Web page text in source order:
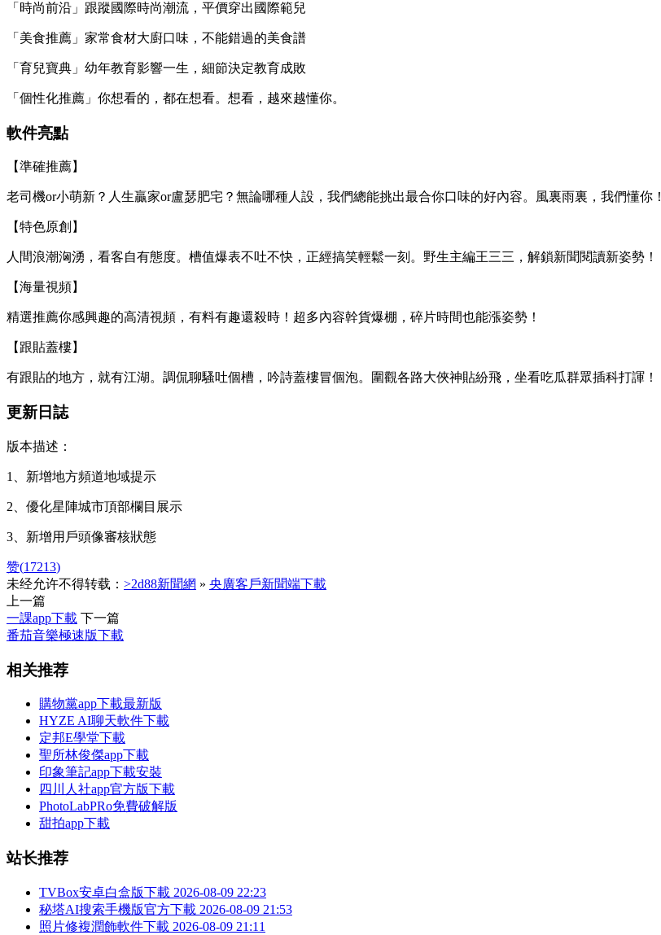
「時尚前沿」跟蹤國際時尚潮流，平價穿出國際範兒
「美食推薦」家常食材大廚口味，不能錯過的美食譜
「育兒寶典」幼年教育影響一生，細節決定教育成敗
「個性化推薦」你想看的，都在想看。想看，越來越懂你。
軟件亮點
【準確推薦】
老司機or小萌新？人生贏家or盧瑟肥宅？無論哪種人設，我們總能挑出最合你口味的好內容。風裏雨裏，我們懂你！
【特色原創】
人間浪潮洶湧，看客自有態度。槽值爆表不吐不快，正經搞笑輕鬆一刻。野生主編王三三，解鎖新聞閱讀新姿勢！
【海量視頻】
精選推薦你感興趣的高清視頻，有料有趣還殺時！超多內容幹貨爆棚，碎片時間也能漲姿勢！
【跟貼蓋樓】
有跟貼的地方，就有江湖。調侃聊騷吐個槽，吟詩蓋樓冒個泡。圍觀各路大俠神貼紛飛，坐看吃瓜群眾插科打諢！
更新日誌
版本描述：
1、新增地方頻道地域提示
2、優化星陣城市頂部欄目展示
3、新增用戶頭像審核狀態
赞(17213)
未经允许不得转载： >2d88新聞網 » 央廣客戶新聞端下載
上一篇
一課app下載 下一篇
番茄音樂極速版下載
相关推荐
購物黨app下載最新版
HYZE AI聊天軟件下載
定邦E學堂下載
聖所林俊傑app下載
印象筆記app下載安裝
四川人社app官方版下載
PhotoLabPRo免費破解版
甜拍app下載
站长推荐
TVBox安卓白盒版下載 2026-08-09 22:23
秘塔AI搜索手機版官方下載 2026-08-09 21:53
照片修複潤飾軟件下載 2026-08-09 21:11